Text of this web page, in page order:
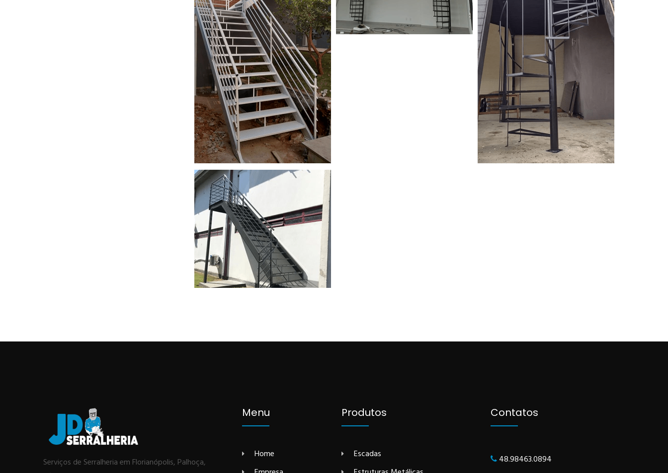
Serviços de Serralheria em Florianópolis, Palhoça,
Menu
Home
Produtos
Escadas
Contatos
48.98463.0894